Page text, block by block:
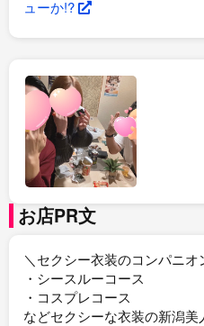
ューか!?
お店PR文
＼セクシー衣装のコンパニ
・シースルーコース
・コスプレコース
などセクシーな衣装の新潟美